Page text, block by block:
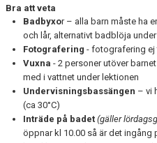
Bra att veta
Badbyxor – alla barn måste ha
och lår, alternativt badblöja
Fotografering - fotografering ej
Vuxna - 2 personer utöver
med i vattnet under lektionen
Undervisningsbassängen – vi
(ca 30°C)
Inträde på badet (gäller
öppnar kl 10.00 så är det ingång